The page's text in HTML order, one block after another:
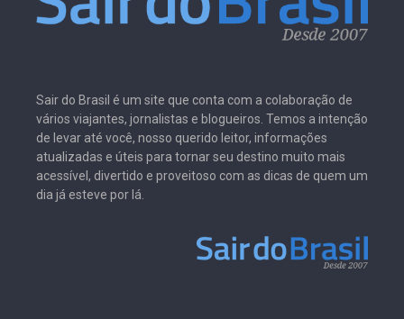
Sair do Brasil é um site que conta com a colaboração de
vários viajantes, jornalistas e blogueiros. Temos a intenção
de levar até você, nosso querido leitor, informações
atualizadas e úteis para tornar seu destino muito mais
acessível, divertido e proveitoso com as dicas de quem um
dia já esteve por lá.